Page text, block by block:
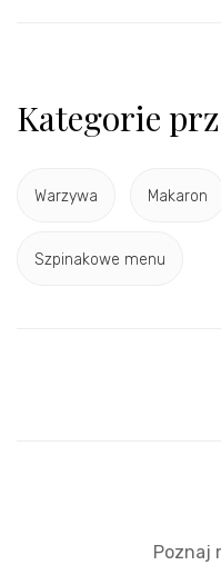
Kategorie
Warzywa Makaron
Szpinakowe menu
Poznaj